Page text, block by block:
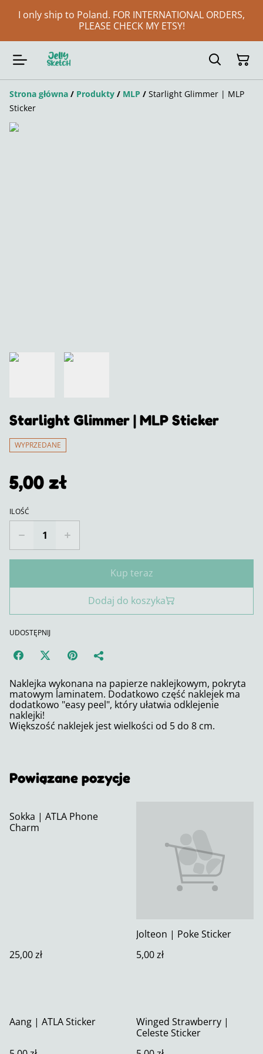
I only ship to Poland. FOR INTERNATIONAL ORDERS,
PLEASE CHECK MY ETSY!
Strona główna / Produkty / MLP / Starlight Glimmer | MLP
Sticker
Starlight Glimmer | MLP Sticker
WYPRZEDANE
5,00 zł
ILOŚĆ
Kup teraz
Dodaj do koszyka
UDOSTĘPNIJ
Naklejka wykonana na papierze naklejkowym, pokryta
matowym laminatem. Dodatkowo część naklejek ma
dodatkowo "easy peel", który ułatwia odklejenie
naklejki!
Większość naklejek jest wielkości od 5 do 8 cm.
Powiązane pozycje
Sokka | ATLA Phone
Charm
25,00 zł
Jolteon | Poke Sticker
5,00 zł
Aang | ATLA Sticker
Winged Strawberry |
Celeste Sticker